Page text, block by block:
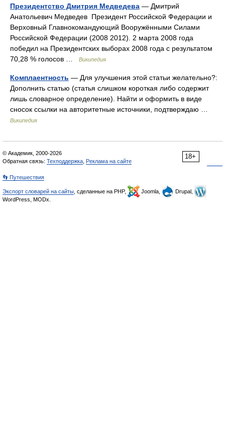
Президентство Дмитрия Медведева — Дмитрий
Анатольевич Медведев Президент Российской Федерации и
Верховный Главнокомандующий Вооружёнными Силами
Российской Федерации (2008 2012). 2 марта 2008 года
победил на Президентских выборах 2008 года с результатом
70,28 % голосов …
Википедия
Комплаентность — Для улучшения этой статьи желательно?:
Дополнить статью (статья слишком короткая либо содержит
лишь словарное определение). Найти и оформить в виде
сносок ссылки на авторитетные источники, подтверждаю …
Википедия
18+
© Академик, 2000-2026
Обратная связь: Техподдержка Реклама на сайте
👣 Путешествия
Экспорт словарей на сайты , сделанные на PHP, Joomla,
Drupal,
WordPress, MODx.